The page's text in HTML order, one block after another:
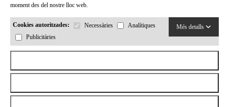
moment des del nostre lloc web.
Cookies autoritzades: Necessàries
Analítiques
Publicitàries
Més detalls